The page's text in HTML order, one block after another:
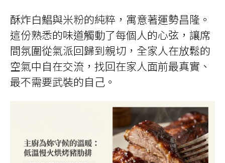
酥炸白鯧與米粉的純粹，寓意著運勢昌隆。
這份熟悉的味道觸動了每個人的心弦，讓席
間氛圍從氣派回歸到親切，全家人在放鬆的
空氣中自在交流，找回在家人面前最真實、
最不需要武裝的自己。